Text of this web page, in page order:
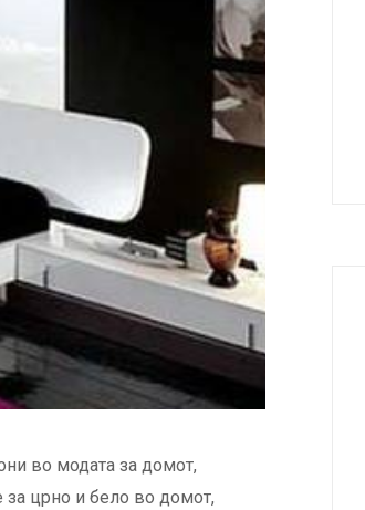
во модата за домот,
за црно и бело во домот,